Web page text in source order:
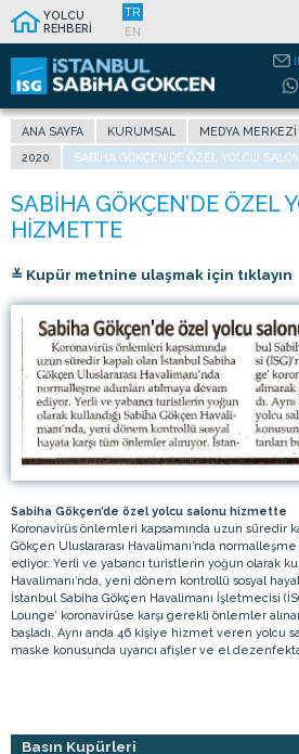
YOLCU
REHBERİ
TR
EN
ANA SAYFA KURUMSAL MEDYA MERKEZI
2020
SABIHA GÖKÇEN’DE ÖZEL YOLCU
≚ Kupür metnine ulaşmak için tıklayın
Sabiha Gökçen’de özel yolcu salonu hizmette
Koronavirüs önlemleri kapsamında uzun süredir
Gökçen Uluslararası Havalimanı’nda
ediyor. Yerli ve yabancı turistlerin yoğun olarak
Havalimanı’nda, yeni dönem kontrollü sosyal
İstanbul Sabiha Gökçen Havalimanı İşletmecisi
Lounge’ koronavirüse karşı gerekli önlemler
başladı. Aynı anda 46 kişiye hizmet veren yolcu
maske konusunda uyarıcı afişler ve el
Basın Kupürleri